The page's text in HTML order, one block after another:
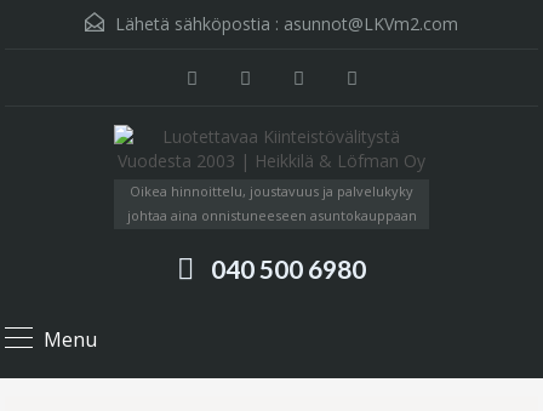
Lähetä sähköpostia : asunnot@LKVm2.com
Oikea hinnoittelu, joustavuus ja palvelukyky
johtaa aina onnistuneeseen asuntokauppaan
040 500 6980
Menu